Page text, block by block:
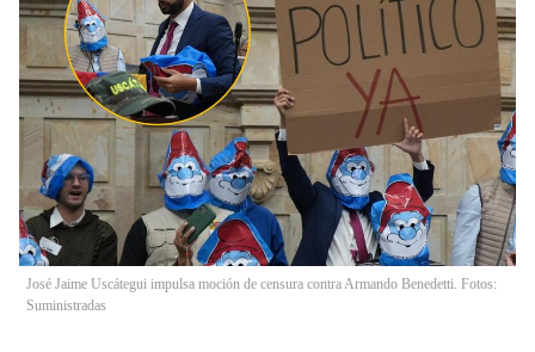
José Jaime Uscátegui impulsa moción de censura contra Armando Benedetti. Fotos:
Suministradas